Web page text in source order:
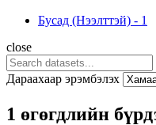
Бусад (Нээлттэй) - 1
close
Дараахаар эрэмбэлэх
1 өгөгдлийн